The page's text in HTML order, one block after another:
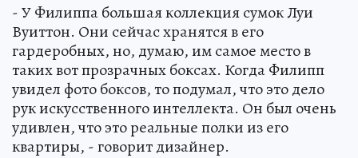
- У Филиппа большая коллекция сумок Луи
Вуиттон. Они сейчас хранятся в его
гардеробных, но, думаю, им самое место в
таких вот прозрачных боксах. Когда Филипп
увидел фото боксов, то подумал, что это дело
рук искусственного интеллекта. Он был очень
удивлен, что это реальные полки из его
квартиры, - говорит дизайнер.